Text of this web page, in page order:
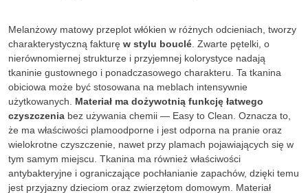
Melanżowy matowy przeplot włókien w różnych odcieniach, tworzy
charakterystyczną fakturę w stylu bouclé . Zwarte pętelki, o
nierównomiernej strukturze i przyjemnej kolorystyce nadają
tkaninie gustownego i ponadczasowego charakteru. Ta tkanina
obiciowa może być stosowana na meblach intensywnie
użytkowanych. Materiał ma dożywotnią funkcję łatwego
czyszczenia bez używania chemii — Easy to Clean. Oznacza to,
że ma właściwości plamoodporne i jest odporna na pranie oraz
wielokrotne czyszczenie, nawet przy plamach pojawiających się w
tym samym miejscu. Tkanina ma również właściwości
antybakteryjne i ograniczające pochłanianie zapachów, dzięki temu
jest przyjazny dzieciom oraz zwierzętom domowym. Materiał